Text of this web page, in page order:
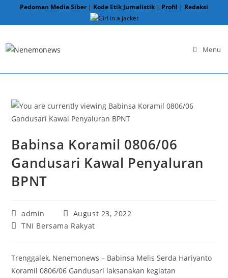
Pedoman Media Siber| Kode Etik Jurnalistik | Profil | Redaksi
Menu
Babinsa Koramil 0806/06
Gandusari Kawal Penyaluran
BPNT
Post
author:
admin
Post
published:
August 23, 2022
PostTNI Bersama Rakyat
Trenggalek, Nenemonews – Babinsa Melis Serda Hariyanto
Koramil 0806/06 Gandusari laksanakan kegiatan